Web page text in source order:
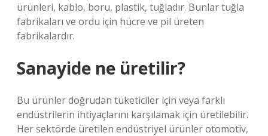
ürünleri, kablo, boru, plastik, tuğladır. Bunlar tuğla
fabrikaları ve ordu için hücre ve pil üreten
fabrikalardır.
Sanayide ne üretilir?
Bu ürünler doğrudan tüketiciler için veya farklı
endüstrilerin ihtiyaçlarını karşılamak için üretilebilir.
Her sektörde üretilen endüstriyel ürünler otomotiv,